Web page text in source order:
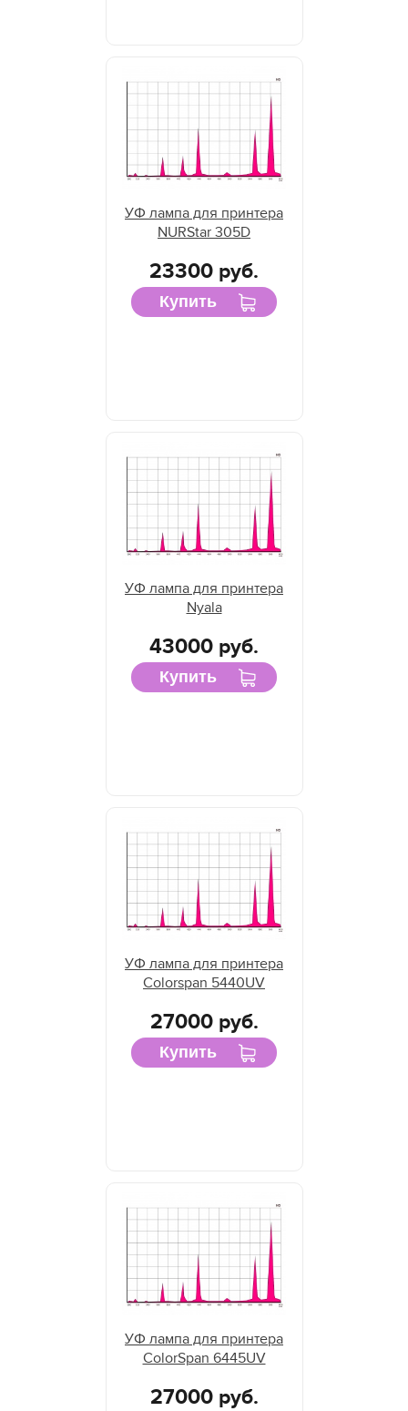
УФ лампа для принтера
NURStar 305D
23300 руб.
Купить
УФ лампа для принтера
Nyala
43000 руб.
Купить
УФ лампа для принтера
Colorspan 5440UV
27000 руб.
Купить
УФ лампа для принтера
ColorSpan 6445UV
27000 руб.